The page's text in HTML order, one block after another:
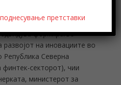
формирање
на иновациите во
Република Северна
секторот), чии
министерот за
претставки